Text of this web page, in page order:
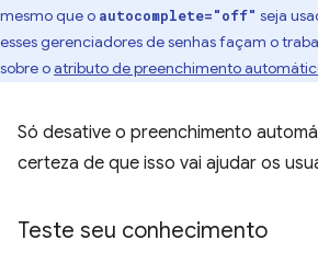
mesmo que o autocomplete="off" seja
esses gerenciadores de senhas façam o
sobre oatributo de preenchimento
Só desative o preenchimento
certeza de que isso vai ajudar os
Teste seu conhecimento